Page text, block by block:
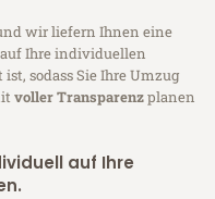
wir liefern Ihnen eine
Ihre individuellen
sodass Sie Ihre Umzug
voller Transparenzplanen
auf Ihre